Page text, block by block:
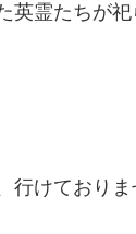
霊たちが祀
けておりま